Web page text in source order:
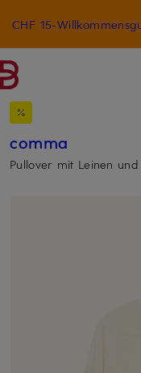
ZUM HAUPTINHALT
CHF 15-
comma
Pullover mit Leinen